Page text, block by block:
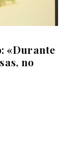
«Durante
no